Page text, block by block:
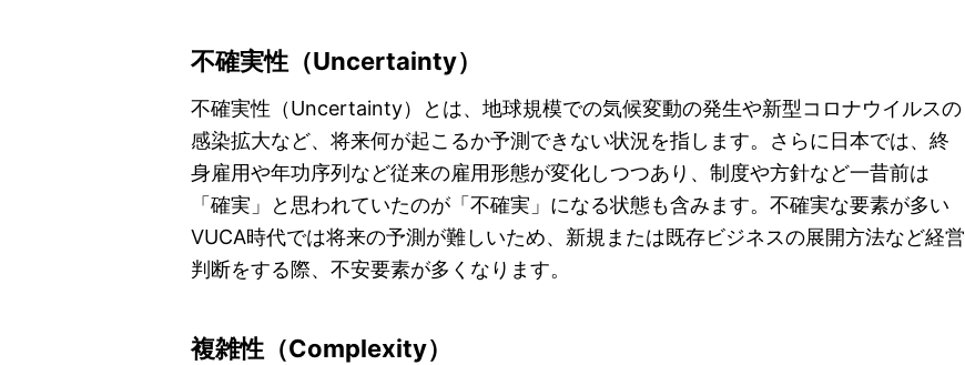
不確実性（Uncertainty）
不確実性（Uncertainty）とは、地球規模での気候変動の発生や新型コロナウイルスの
感染拡大など、将来何が起こるか予測できない状況を指します。さらに日本では、終
身雇用や年功序列など従来の雇用形態が変化しつつあり、制度や方針など一昔前は
「確実」と思われていたのが「不確実」になる状態も含みます。不確実な要素が多い
VUCA時代では将来の予測が難しいため、新規または既存ビジネスの展開方法など経営
判断をする際、不安要素が多くなります。
複雑性（Complexity）